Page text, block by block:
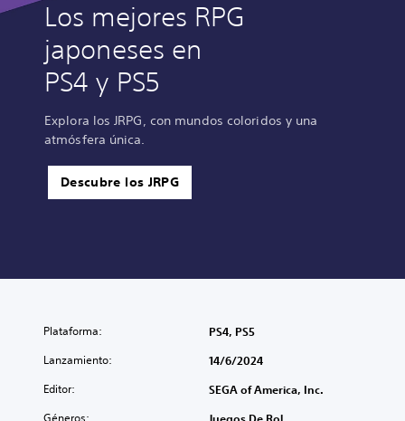
Los mejores RPG
japoneses en
PS4 y PS5
Explora los JRPG, con mundos coloridos y una
atmósfera única.
Descubre los JRPG
Plataforma: PS4, PS5
Lanzamiento: 14/6/2024
Editor: SEGA of America, Inc.